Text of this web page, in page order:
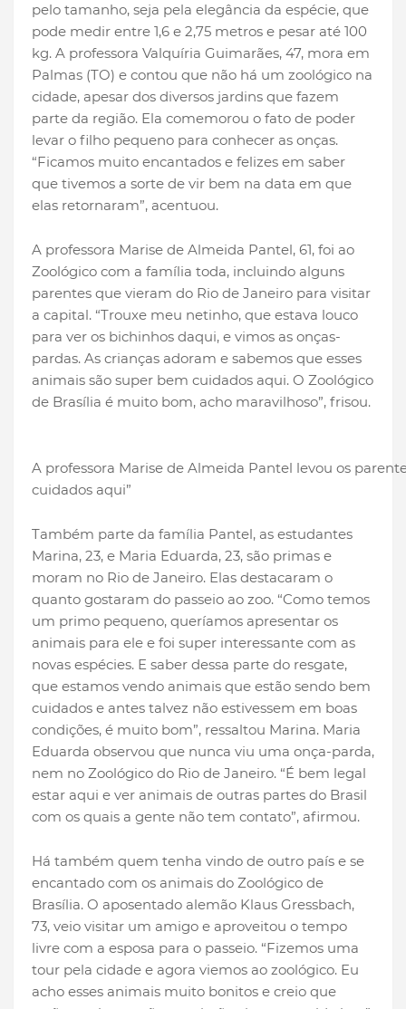
pelo tamanho, seja pela elegância da espécie, que
pode medir entre 1,6 e 2,75 metros e pesar até 100
kg. A professora Valquíria Guimarães, 47, mora em
Palmas (TO) e contou que não há um zoológico na
cidade, apesar dos diversos jardins que fazem
parte da região. Ela comemorou o fato de poder
levar o filho pequeno para conhecer as onças.
“Ficamos muito encantados e felizes em saber
que tivemos a sorte de vir bem na data em que
elas retornaram”, acentuou.
A professora Marise de Almeida Pantel, 61, foi ao
Zoológico com a família toda, incluindo alguns
parentes que vieram do Rio de Janeiro para visitar
a capital. “Trouxe meu netinho, que estava louco
para ver os bichinhos daqui, e vimos as onças-
pardas. As crianças adoram e sabemos que esses
animais são super bem cuidados aqui. O Zoológico
de Brasília é muito bom, acho maravilhoso”, frisou.
A professora Marise de Almeida Pantel levou os
cuidados aqui”
Também parte da família Pantel, as estudantes
Marina, 23, e Maria Eduarda, 23, são primas e
moram no Rio de Janeiro. Elas destacaram o
quanto gostaram do passeio ao zoo. “Como temos
um primo pequeno, queríamos apresentar os
animais para ele e foi super interessante com as
novas espécies. E saber dessa parte do resgate,
que estamos vendo animais que estão sendo bem
cuidados e antes talvez não estivessem em boas
condições, é muito bom”, ressaltou Marina. Maria
Eduarda observou que nunca viu uma onça-parda,
nem no Zoológico do Rio de Janeiro. “É bem legal
estar aqui e ver animais de outras partes do Brasil
com os quais a gente não tem contato”, afirmou.
Há também quem tenha vindo de outro país e se
encantado com os animais do Zoológico de
Brasília. O aposentado alemão Klaus Gressbach,
73, veio visitar um amigo e aproveitou o tempo
livre com a esposa para o passeio. “Fizemos uma
tour pela cidade e agora viemos ao zoológico. Eu
acho esses animais muito bonitos e creio que